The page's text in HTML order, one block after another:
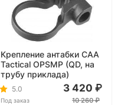
Крепление антабки CAA
Tactical OPSMP (QD, на
трубу приклада)
5.0
Под заказ
3 420
10 260